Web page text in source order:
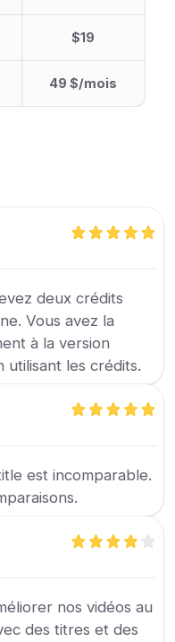
$19
49 $/mois
deux crédits
Vous avez la
à la version
utilisant les crédits.
est incomparable.
nos vidéos au
des titres et des